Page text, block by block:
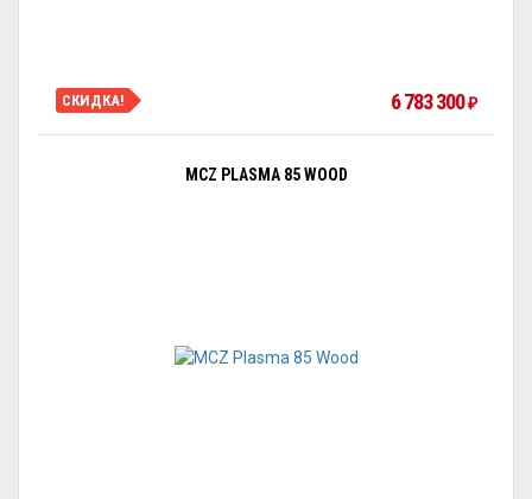
СКИДКА! 6 783 300₽
MCZ PLASMA 85 WOOD